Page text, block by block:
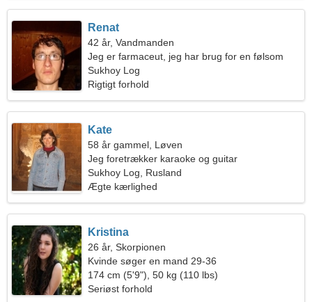
Renat
42 år, Vandmanden
Jeg er farmaceut, jeg har brug for en følsom
kvinde
Sukhoy Log
Rigtigt forhold
Kate
58 år gammel, Løven
Jeg foretrækker karaoke og guitar
Sukhoy Log, Rusland
Ægte kærlighed
Kristina
26 år, Skorpionen
Kvinde søger en mand 29-36
174 cm (5'9"), 50 kg (110 lbs)
Seriøst forhold